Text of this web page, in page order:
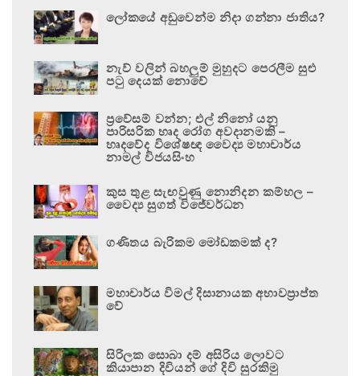
ලෝකයේ අඩුවෙන්ම නිදා ගන්නා ජාතිය?
නැව් වලින් බහලුම් මුහුදට පෙරලීම සුළු
පටු දෙයක් නොවේ
ප්‍රවේසම් වන්න; එල් නිනෝ යනු
පාරිසරික හෘද රෝග අවදානමකි –
හෘදවේද විශේෂඥ වෛද්‍ය මහාචාර්ය
නාමල් විජයසිංහ
කුස තුළ සැඟවුණු නොනිදන කම්හල –
වෛද්‍ය සුගත් විජේවර්ධන
ගණිතය බැරිකම මෝඩකමක් ද?
මහාචාර්ය විමල් දිසානායක අභාවප්‍රාප්ත
වේ
සිරිලක සොබා දම් අසිරිය ලොවට
කියාපාන දිවියන් ගේ දිවි සුරකිමු